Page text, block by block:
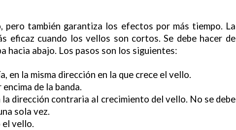
pero también garantiza los efectos por más tiempo. La
eficaz cuando los vellos son cortos. Se debe hacer de
hacia abajo. Los pasos son los siguientes:
en la misma dirección en la que crece el vello.
de la banda.
la dirección contraria al crecimiento del vello. No se debe
sola vez.
vello.